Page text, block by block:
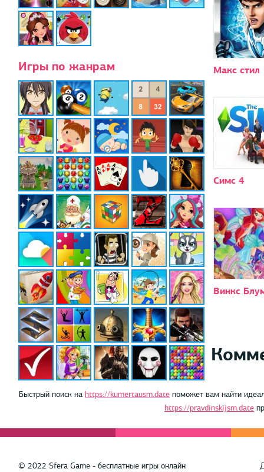
Игры по жанрам Макс стил
Симс 4
Винкс
Быстрый поиск на https://kumertausm.date поможет вам найти
https://pravdinskijsm.date
© 2022 Sfera Game - бесплатные игры онлайн